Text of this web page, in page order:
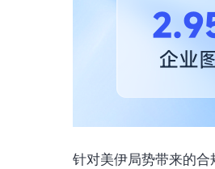
针对美伊局势带来的合